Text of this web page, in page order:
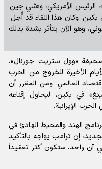
الرئيس الأمريكي، و«شي جين
بكين. وكان هذا اللقاء قد أُجل
وهو الآن يتأثر بشدة بذلك
«وول ستريت جورنال»،
الأخيرة للخروج من الحرب
العالمي. ومن المقرر أن
في بكين، ليحاول إقناعه
الإيرانية.
الهند والمحيط الهادئ في
إن ترامب يواجه بالتأكيد
آن واحد، ستكون أكثر تعقيداً